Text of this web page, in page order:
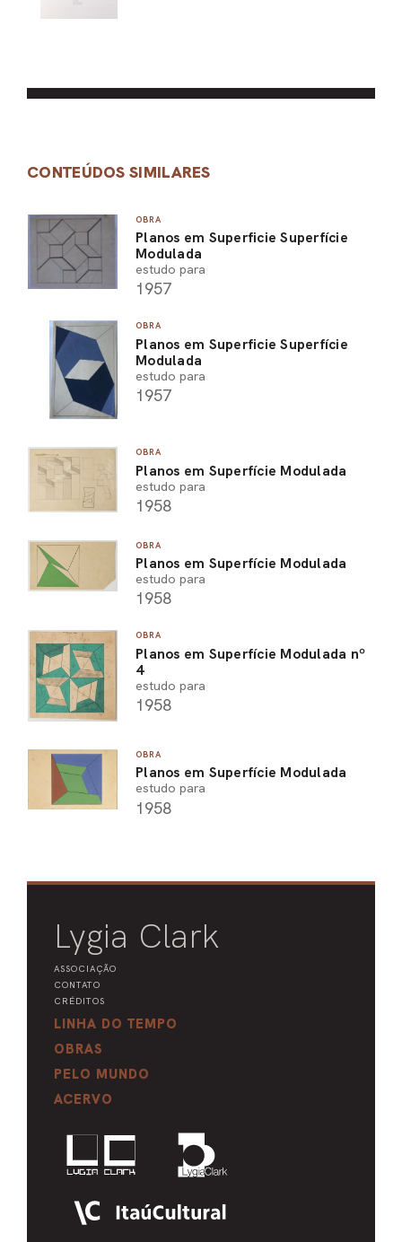
CONTEÚDOS SIMILARES
OBRA
Planos em Superficie Superfície
Modulada
estudo para
1957
OBRA
Planos em Superficie Superfície
Modulada
estudo para
1957
OBRA
Planos em Superfície Modulada
estudo para
1958
OBRA
Planos em Superfície Modulada
estudo para
1958
OBRA
Planos em Superfície Modulada nº
4
estudo para
1958
OBRA
Planos em Superfície Modulada
estudo para
1958
Lygia Clark
ASSOCIAÇÃO
CONTATO
CRÉDITOS
LINHA DO TEMPO
OBRAS
PELO MUNDO
ACERVO